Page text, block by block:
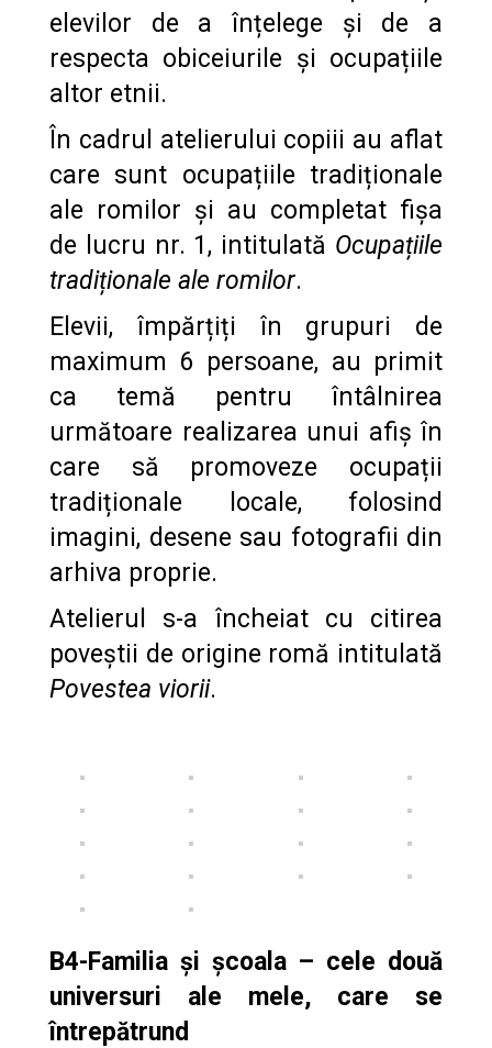
elevilor de a înțelege și de a
respecta obiceiurile și ocupațiile
altor etnii.
În cadrul atelierului copiii au aflat
care sunt ocupațiile tradiționale
ale romilor și au completat fișa
de lucru nr. 1, intitulată Ocupațiile
tradiționale ale romilor.
Elevii, împărțiți în grupuri de
maximum 6 persoane, au primit
ca temă pentru întâlnirea
următoare realizarea unui afiș în
care să promoveze ocupații
tradiționale locale, folosind
imagini, desene sau fotografii din
arhiva proprie.
Atelierul s-a încheiat cu citirea
poveștii de origine romă intitulată
Povestea viorii.
B4-Familia și școala – cele două
universuri ale mele, care se
întrepătrund